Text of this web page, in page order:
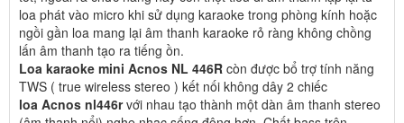
loa phát vào micro khi sử dụng karaoke trong phòng kính hoặc
ngồi gần loa mang lại âm thanh karaoke rỏ ràng không chồng
lấn âm thanh tạo ra tiếng ồn.
Loa karaoke mini Acnos NL 446R còn được bổ trợ tính năng
TWS ( true wireless stereo ) kết nối không dây 2 chiếc
loa Acnos nl446rvới nhau tạo thành một dàn âm thanh stereo